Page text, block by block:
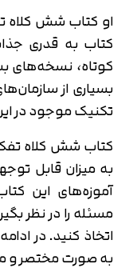
کتاب به قدری
کوتاه، نسخه‌های
بسیاری از
تکنیک موجود در
کتاب شش کلاه
به میزان قابل
آموزه‌های این
مسئله را در نظر
اتخاذ کنید. در
به صورت مختصر و